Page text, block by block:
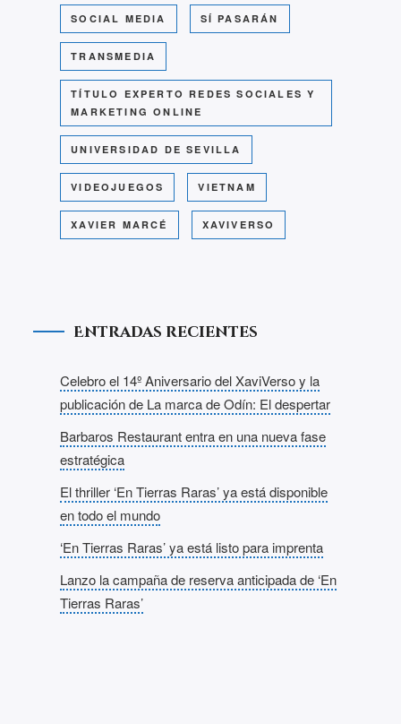
SOCIAL MEDIA SÍ PASARÁN
TRANSMEDIA
TÍTULO EXPERTO REDES SOCIALES Y
MARKETING ONLINE
UNIVERSIDAD DE SEVILLA
VIDEOJUEGOS VIETNAM
XAVIER MARCÉ XAVIVERSO
Entradas recientes
Celebro el 14º Aniversario del XaviVerso y la
publicación de La marca de Odín: El despertar
Barbaros Restaurant entra en una nueva fase
estratégica
El thriller ‘En Tierras Raras’ ya está disponible
en todo el mundo
‘En Tierras Raras’ ya está listo para imprenta
Lanzo la campaña de reserva anticipada de ‘En
Tierras Raras’